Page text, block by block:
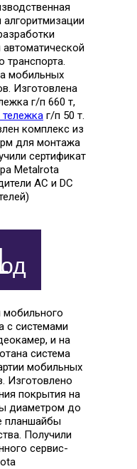
транспорта.
мобильных
Изготовлена
г/п 660 т,
г/п 50 т.
комплекс из
для монтажа
сертификат
Metalrota
AC и DC
мобильного
с системами
и на
система
мобильных
Изготовлено
покрытия на
диаметром до
планшайбы
Получили
сервис-